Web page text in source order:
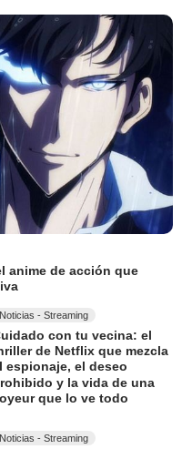
anime de acción que
Noticias - Streaming
con tu vecina: el
de Netflix que mezcla
espionaje, el deseo
y la vida de una
que lo ve todo
Noticias - Streaming